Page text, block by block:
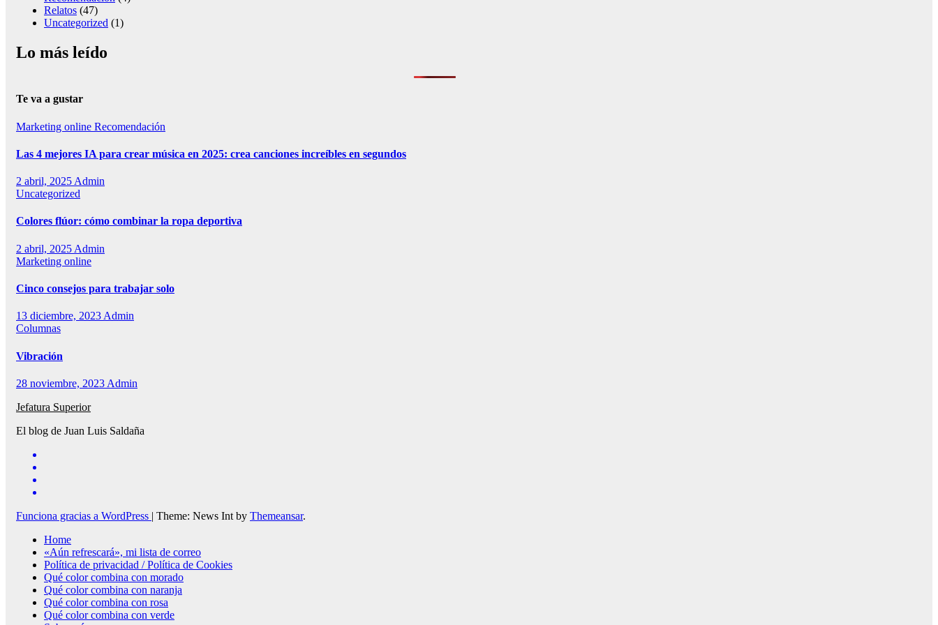
Relatos (47)
Uncategorized (1)
Lo más leído
Te va a gustar
Marketing online Recomendación
Las 4 mejores IA para crear música en 2025: crea canciones increíbles en segundos
2 abril, 2025 Admin
Uncategorized
Colores flúor: cómo combinar la ropa deportiva
2 abril, 2025 Admin
Marketing online
Cinco consejos para trabajar solo
13 diciembre, 2023 Admin
Columnas
Vibración
28 noviembre, 2023 Admin
Jefatura Superior
El blog de Juan Luis Saldaña
Funciona gracias a WordPress | Theme: News Int by Themeansar.
Home
«Aún refrescará», mi lista de correo
Política de privacidad / Política de Cookies
Qué color combina con morado
Qué color combina con naranja
Qué color combina con rosa
Qué color combina con verde